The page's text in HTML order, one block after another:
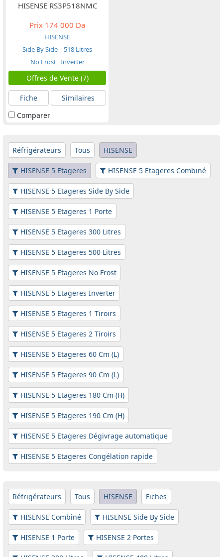
HISENSE RS3P518NMC
Prix 174 000 Da
HISENSE
Side By Side
518 Litres
No Frost Inverter
Offres de Vente (7)
Fiche
Similaires
Comparer
Réfrigérateurs Tous HISENSE
HISENSE 5 Etageres HISENSE 5 Etageres Combiné
HISENSE 5 Etageres Side By Side
HISENSE 5 Etageres 1 Porte
HISENSE 5 Etageres 300 Litres
HISENSE 5 Etageres 500 Litres
HISENSE 5 Etageres No Frost
HISENSE 5 Etageres Inverter
HISENSE 5 Etageres 1 Tiroirs
HISENSE 5 Etageres 2 Tiroirs
HISENSE 5 Etageres 60 Cm (L)
HISENSE 5 Etageres 90 Cm (L)
HISENSE 5 Etageres 180 Cm (H)
HISENSE 5 Etageres 190 Cm (H)
HISENSE 5 Etageres Dégivrage automatique
HISENSE 5 Etageres Congélation rapide
Réfrigérateurs Tous HISENSE Fiches
HISENSE Combiné HISENSE Side By Side
HISENSE 1 Porte HISENSE 2 Portes